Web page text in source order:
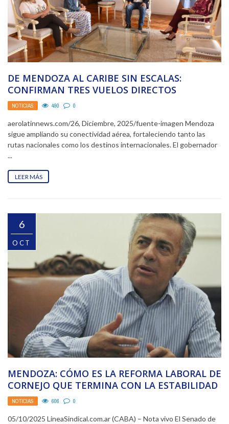
DE MENDOZA AL CARIBE SIN ESCALAS:
CONFIRMAN TRES VUELOS DIRECTOS
SEMANALES A PUNTA CANA
NOTICIAS 490 0
aerolatinnews.com/26, Diciembre, 2025/fuente-imagen Mendoza
sigue ampliando su conectividad aérea, fortaleciendo tanto las
rutas nacionales como los destinos internacionales. El gobernador
...
LEER MÁS
6
OCT
MENDOZA: CÓMO ES LA REFORMA LABORAL DE
CORNEJO QUE TERMINA CON LA ESTABILIDAD
EN EL ...
NOTICIAS 606 0
05/10/2025 LineaSindical.com.ar (CABA) – Nota vivo El Senado de